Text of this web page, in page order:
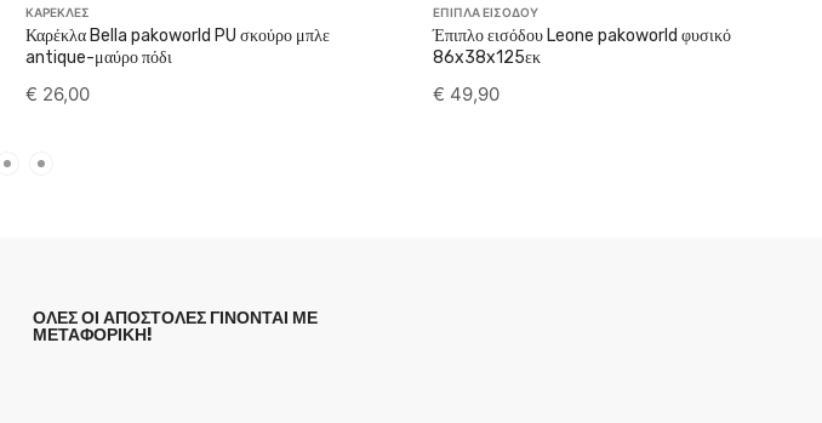
ΚΑΡΕΚΛΕΣ
Καρέκλα Bella pakoworld PU σκούρο μπλε
antique-μαύρο πόδι
€ 26,00
ΕΠΙΠΛΑ ΕΙΣΟΔΟΥ
Έπιπλο εισόδου Leone pakoworld φυσικό
86x38x125εκ
€ 49,90
ΟΛΕΣ ΟΙ ΑΠΟΣΤΟΛΕΣ ΓΙΝΟΝΤΑΙ ΜΕ
ΜΕΤΑΦΟΡΙΚΗ!